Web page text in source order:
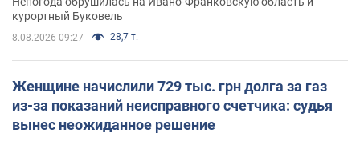
курортный Буковель
8.08.2026 09:27 28,7 т.
Женщине начислили 729 тыс. грн долга за газ
из-за показаний неисправного счетчика: судья
вынес неожиданное решение